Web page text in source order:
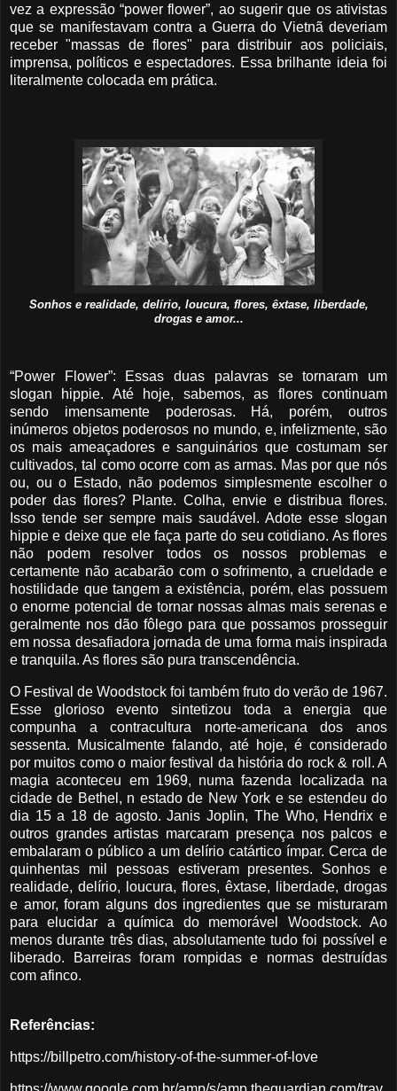
vez a expressão “power flower”, ao sugerir que os ativistas
que se manifestavam contra a Guerra do Vietnã deveriam
receber "massas de flores" para distribuir aos policiais,
imprensa, políticos e espectadores. Essa brilhante ideia foi
literalmente colocada em prática.
Sonhos e realidade, delírio, loucura, flores, êxtase, liberdade,
drogas e amor...
“Power Flower”: Essas duas palavras se tornaram um
slogan hippie. Até hoje, sabemos, as flores continuam
sendo imensamente poderosas. Há, porém, outros
inúmeros objetos poderosos no mundo, e, infelizmente, são
os mais ameaçadores e sanguinários que costumam ser
cultivados, tal como ocorre com as armas. Mas por que nós
ou, ou o Estado, não podemos simplesmente escolher o
poder das flores? Plante. Colha, envie e distribua flores.
Isso tende ser sempre mais saudável. Adote esse slogan
hippie e deixe que ele faça parte do seu cotidiano. As flores
não podem resolver todos os nossos problemas e
certamente não acabarão com o sofrimento, a crueldade e
hostilidade que tangem a existência, porém, elas possuem
o enorme potencial de tornar nossas almas mais serenas e
geralmente nos dão fôlego para que possamos prosseguir
em nossa desafiadora jornada de uma forma mais inspirada
e tranquila. As flores são pura transcendência.
O Festival de Woodstock foi também fruto do verão de 1967.
Esse glorioso evento sintetizou toda a energia que
compunha a contracultura norte-americana dos anos
sessenta. Musicalmente falando, até hoje, é considerado
por muitos como o maior festival da história do rock & roll. A
magia aconteceu em 1969, numa fazenda localizada na
cidade de Bethel, n estado de New York e se estendeu do
dia 15 a 18 de agosto. Janis Joplin, The Who, Hendrix e
outros grandes artistas marcaram presença nos palcos e
embalaram o público a um delírio catártico ímpar. Cerca de
quinhentas mil pessoas estiveram presentes. Sonhos e
realidade, delírio, loucura, flores, êxtase, liberdade, drogas
e amor, foram alguns dos ingredientes que se misturaram
para elucidar a química do memorável Woodstock. Ao
menos durante três dias, absolutamente tudo foi possível e
liberado. Barreiras foram rompidas e normas destruídas
com afinco.
Referências:
https://billpetro.com/history-of-the-summer-of-love